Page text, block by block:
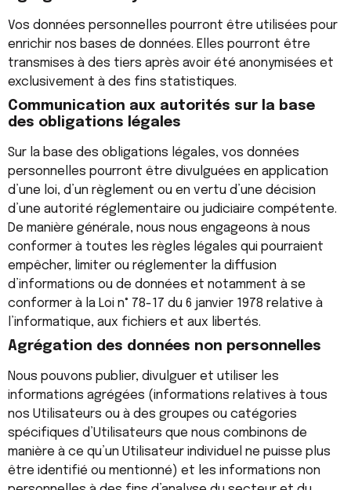
Vos données personnelles pourront être utilisées pour
enrichir nos bases de données. Elles pourront être
transmises à des tiers après avoir été anonymisées et
exclusivement à des fins statistiques.
Communication aux autorités sur la base
des obligations légales
Sur la base des obligations légales, vos données
personnelles pourront être divulguées en application
d’une loi, d’un règlement ou en vertu d’une décision
d’une autorité réglementaire ou judiciaire compétente.
De manière générale, nous nous engageons à nous
conformer à toutes les règles légales qui pourraient
empêcher, limiter ou réglementer la diffusion
d’informations ou de données et notamment à se
conformer à la Loi n° 78-17 du 6 janvier 1978 relative à
l’informatique, aux fichiers et aux libertés.
Agrégation des données non personnelles
Nous pouvons publier, divulguer et utiliser les
informations agrégées (informations relatives à tous
nos Utilisateurs ou à des groupes ou catégories
spécifiques d’Utilisateurs que nous combinons de
manière à ce qu’un Utilisateur individuel ne puisse plus
être identifié ou mentionné) et les informations non